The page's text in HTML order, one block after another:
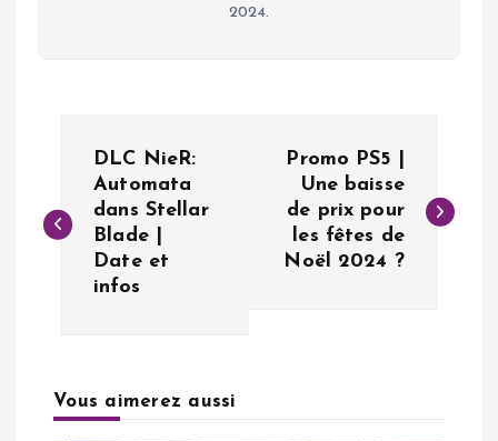
2024.
v
a
DLC NieR:
Automata
dans Stellar
Blade |
Date et
infos
Promo PS5 |
Une baisse
de prix pour
les fêtes de
Noël 2024 ?
Vous aimerez aussi